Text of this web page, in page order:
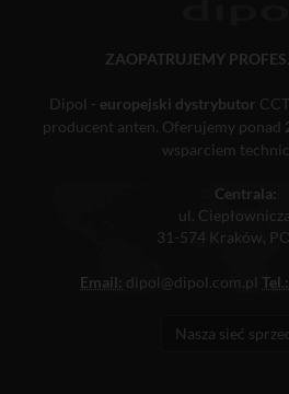
ZAOPATRUJEMY
Dipol - europejski dystrybutor
producent anten. Oferujemy ponad
wsparciem
Centrala:
ul.
31-574 Kraków,
Email: dipol@dipol.com.pl Tel.:
Nasza sieć